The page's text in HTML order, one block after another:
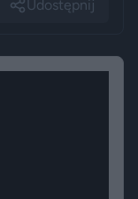
Udostępnij